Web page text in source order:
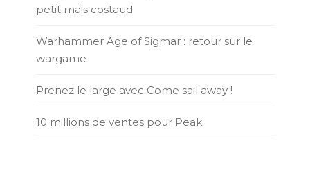
petit mais costaud
Warhammer Age of Sigmar : retour sur le
wargame
Prenez le large avec Come sail away !
10 millions de ventes pour Peak